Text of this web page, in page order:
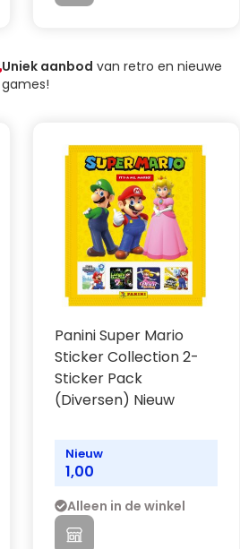
Uniek aanbod van retro en nieuwe
games!
Panini Super Mario
Sticker Collection 2-
Sticker Pack
(Diversen) Nieuw
Nieuw
1,00
Alleen in de winkel